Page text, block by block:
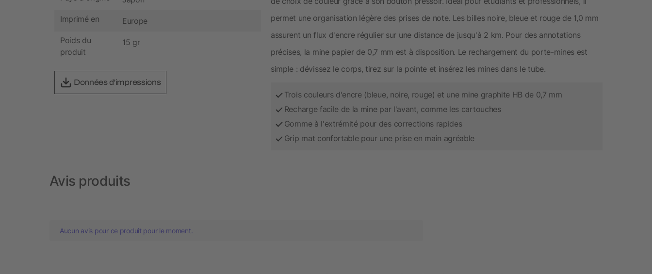
Imprimé en Europe
Poids du
produit
15 gr
Données d'impressions
permet une organisation légère des prises de note. Les billes noire, bleue et rouge de 1,0 mm
assurent un flux d'encre régulier sur une distance de jusqu'à 2 km. Pour des annotations
précises, la mine papier de 0,7 mm est à disposition. Le rechargement du porte-mines est
simple : dévissez le corps, tirez sur la pointe et insérez les mines dans le tube.
Trois couleurs d'encre (bleue, noire, rouge) et une mine graphite HB de 0,7 mm
Recharge facile de la mine par l'avant, comme les cartouches
Gomme à l'extrémité pour des corrections rapides
Grip mat confortable pour une prise en main agréable
Avis produits
Aucun avis pour ce produit pour le moment.